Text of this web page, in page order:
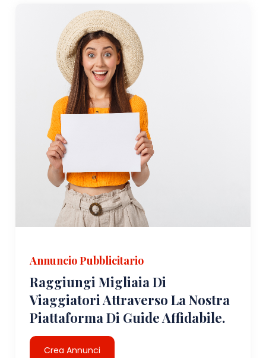
Annuncio Pubblicitario
Raggiungi Migliaia Di
Viaggiatori Attraverso La Nostra
Piattaforma Di Guide Affidabile.
Crea Annunci